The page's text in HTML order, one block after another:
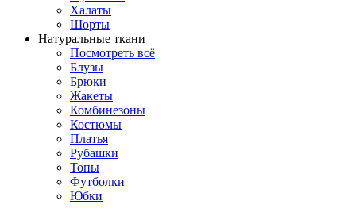
Халаты
Шорты
Натуральные ткани
Посмотреть всё
Блузы
Брюки
Жакеты
Комбинезоны
Костюмы
Платья
Рубашки
Топы
Футболки
Юбки